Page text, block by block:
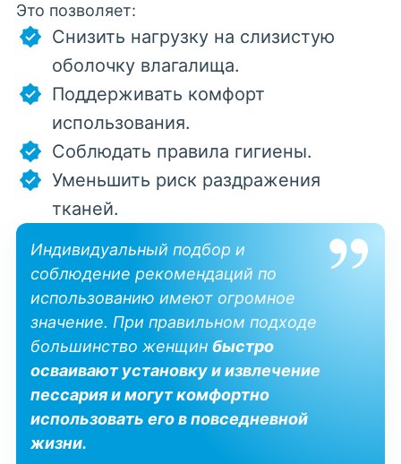
Это позволяет:
Снизить нагрузку на слизистую
оболочку влагалища.
Поддерживать комфорт
использования.
Соблюдать правила гигиены.
Уменьшить риск раздражения
тканей.
Индивидуальный подбор и
соблюдение рекомендаций по
использованию имеют огромное
значение. При правильном подходе
большинство женщин быстро
осваивают установку и извлечение
пессария и могут комфортно
использовать его в повседневной
жизни.